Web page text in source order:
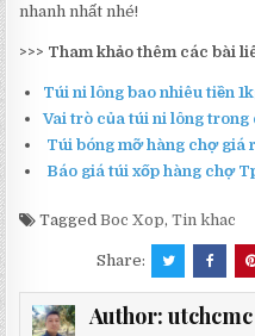
nhanh nhất nhé!
>>> Tham khảo thêm các bài
Túi ni lông bao nhiêu tiền
Vai trò của túi ni lông
Túi bóng mỡ hàng chợ giá
Báo giá túi xốp hàng chợ
TaggedBoc Xop,Tin khac
Share:
Author: utchcmc